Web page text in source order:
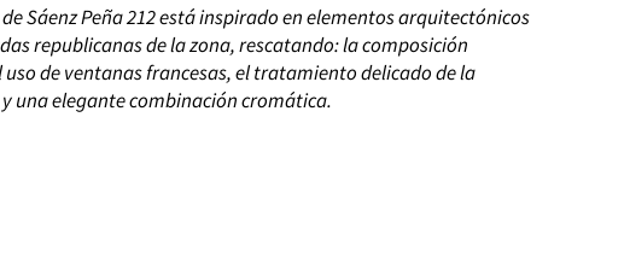
Sáenz Peña 212 está inspirado en elementos arquitectónicos
republicanas de la zona, rescatando: la composición
de ventanas francesas, el tratamiento delicado de la
una elegante combinación cromática.